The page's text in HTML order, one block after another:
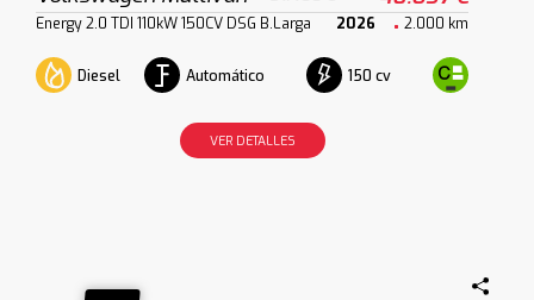
Energy 2.0 TDI 110kW 150CV DSG B.Larga 2026 2.000 km
Diesel Automático 150 cv
VER DETALLES